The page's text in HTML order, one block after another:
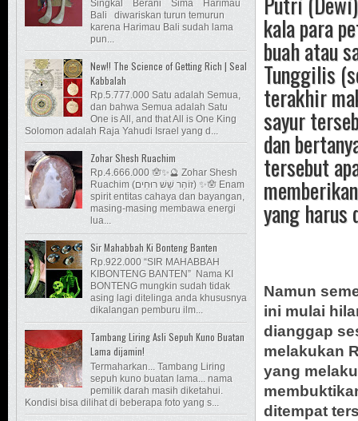
kala para
buah atau
Tunggilis
terakhir
sayur
dan
tersebut
yang harus
Namun
ini mulai
dianggap
melakukan
yang
ditempat
Singkal Berani Sima Harimau
Bali diwariskan turun temurun
karena Harimau Bali sudah lama
pun...
New!! The Science of Getting Rich | Seal
Kabbalah
Rp.5.777.000 Satu adalah Semua,
dan bahwa Semua adalah Satu
One is All, and that All is One King
Solomon adalah Raja Yahudi Israel yang d...
Zohar Shesh Ruachim
Rp.4.666.000 🪬✨🔮 Zohar Shesh
Ruachim (זוֹהַר שֵׁשׁ רוּחִים) ✨🪬 Enam
spirit entitas cahaya dan bayangan,
masing-masing membawa energi
lua...
Sir Mahabbah Ki Bonteng Banten
Rp.922.000 “SIR MAHABBAH
KIBONTENG BANTEN” Nama KI
BONTENG mungkin sudah tidak
asing lagi ditelinga anda khususnya
dikalangan pemburu ilm...
Tambang Liring Asli Sepuh Kuno Buatan
Lama dijamin!
Termaharkan... Tambang Liring
sepuh kuno buatan lama... nama
pemilik darah masih diketahui.
Kondisi bisa dilihat di beberapa foto yang s...